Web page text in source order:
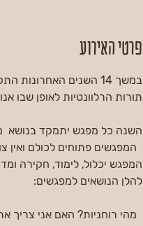
פרטי האירוע
במשך 14 השנים
תורות הרלוונטיות לאופן שבו
השנה כל מפגש יתמקד בנושא
המפגשים פתוחים לכולם
המפגש יכלול, לימוד, חקירה
להלן הנושאים למפגשים:
מהי רוחניות? האם אני צריך